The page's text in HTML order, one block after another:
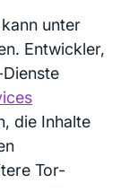
unter
Entwickler,
die Inhalte
Tor-